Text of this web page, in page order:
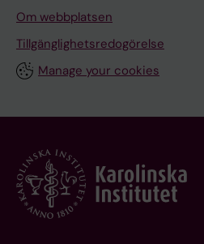
Om webbplatsen
Tillgänglighetsredogörelse
Manage your cookies